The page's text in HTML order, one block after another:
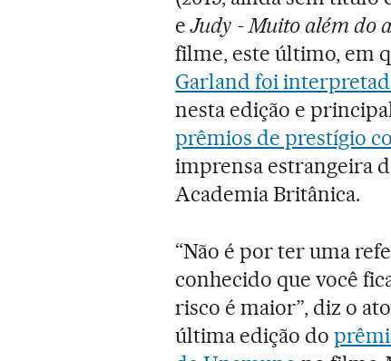
eJudy - Muito além do
filme, este último, em
Garland foi
nesta edição e
prêmios de prestígio
imprensa estrangeira
Academia Britânica.
“Não é por ter uma
conhecido que você
risco é maior”, diz o
última edição do